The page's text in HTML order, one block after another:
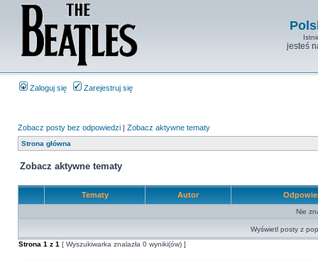
jesteś
Zaloguj się Zarejestruj się
Zobacz posty bez odpowiedzi | Zobacz aktywne tematy
Strona główna
Zobacz aktywne tematy
Tematy Autor
Nie
Wyświetl posty z
Strona 1 z 1 [ Wyszukiwarka znalazła 0 wyniki(ów) ]